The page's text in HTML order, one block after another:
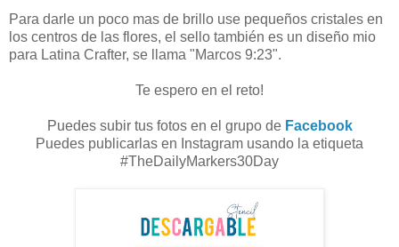
Para darle un poco mas de brillo use pequeños cristales en
los centros de las flores, el sello también es un diseño mio
para Latina Crafter, se llama "Marcos 9:23".
Te espero en el reto!
Puedes subir tus fotos en el grupo de Facebook
Puedes publicarlas en Instagram usando la etiqueta
#TheDailyMarkers30Day